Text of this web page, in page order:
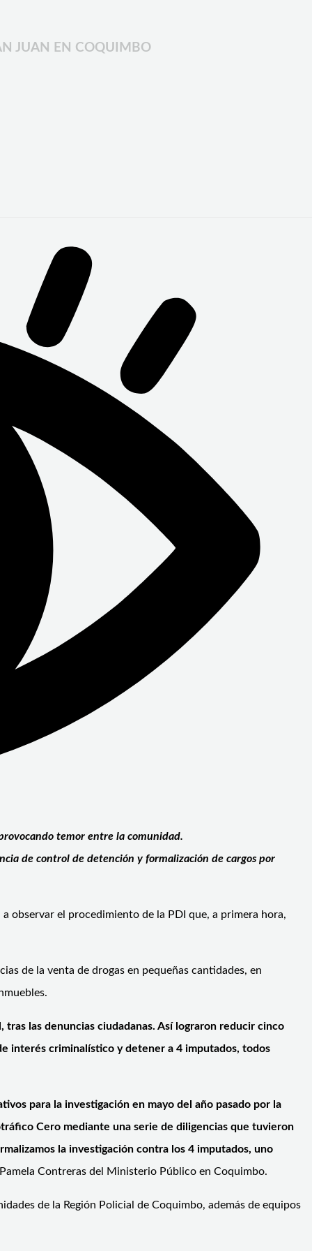
JUAN EN COQUIMBO
temor entre la comunidad.
de control de detención y formalización de cargos por
observar el procedimiento de la PDI que, a primera hora,
de la venta de drogas en pequeñas cantidades, en
las denuncias ciudadanas. Así lograron reducir cinco
interés criminalístico y detener a 4 imputados, todos
para la investigación en mayo del año pasado por la
Cero mediante una serie de diligencias que tuvieron
la investigación contra los 4 imputados, uno
Contreras del Ministerio Público en Coquimbo.
de la Región Policial de Coquimbo, además de equipos